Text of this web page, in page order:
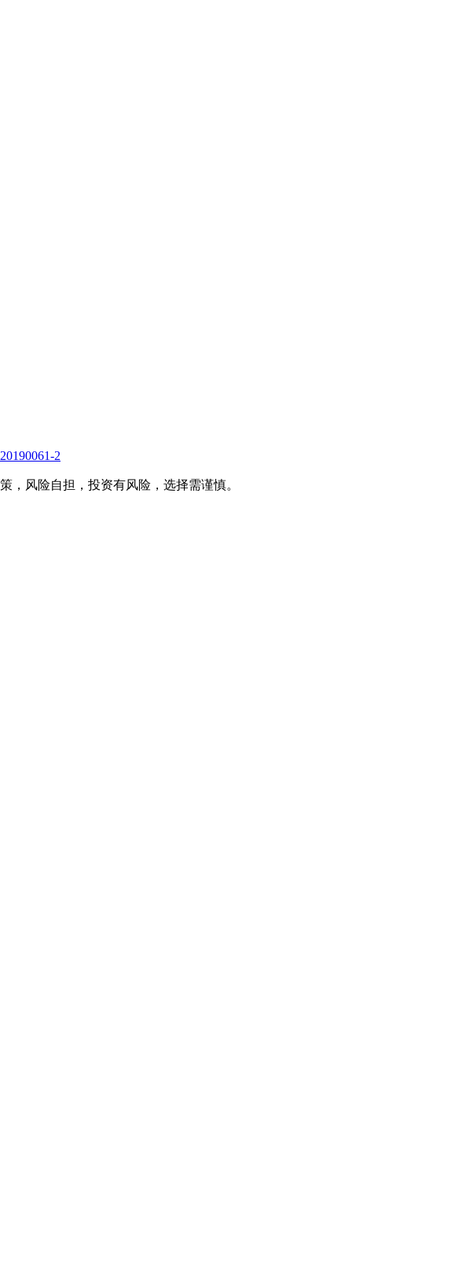
2
，风险自担，投资有风险，选择需谨慎。